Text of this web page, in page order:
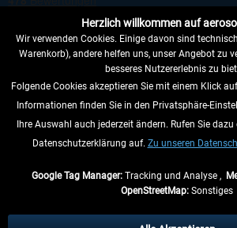
VERTRAG WIDERRUFEN
INFORMATIONEN
Herzlich willkommen auf
Wir verwenden Cookies. Einige davon sind
Warenkorb), andere helfen uns, unser Angebot zu
besseres Nutzererlebnis zu
Folgende Cookies akzeptieren Sie mit einem Klick
Informationen finden Sie in den Privatsphäre-
Ihre Auswahl auch jederzeit ändern. Rufen Sie
Datenschutzerklärung auf. Zu unseren
Google Tag Manager:Tracking und Analyse ,
OpenStreetMap: Sonstiges